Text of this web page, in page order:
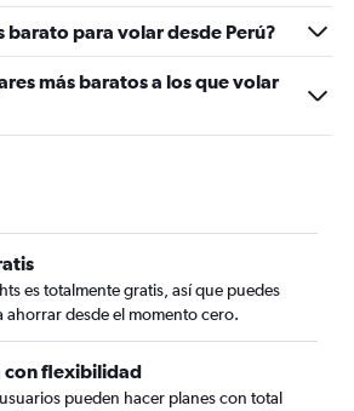
barato para volar desde Perú?
más baratos a los que volar
es totalmente gratis, así que puedes
ahorrar desde el momento cero.
con flexibilidad
pueden hacer planes con total